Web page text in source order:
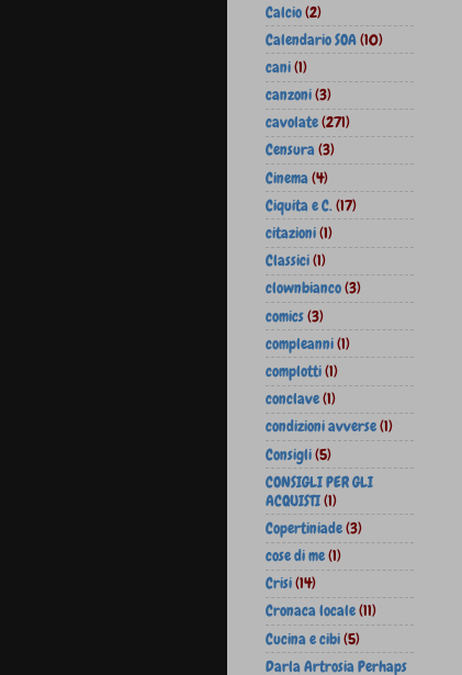
Calcio(2)
Calendario SOA(10)
cani(1)
canzoni(3)
cavolate(271)
Censura(3)
Cinema(4)
Ciquita e C.(17)
citazioni(1)
Classici(1)
clownbianco(3)
comics(3)
compleanni(1)
complotti(1)
conclave(1)
condizioni avverse(1)
Consigli(5)
CONSIGLI PER GLI
ACQUISTI(1)
Copertiniade(3)
cose di me(1)
Crisi(14)
Cronaca locale(11)
Cucina e cibi(5)
Darla Artrosia Perhaps